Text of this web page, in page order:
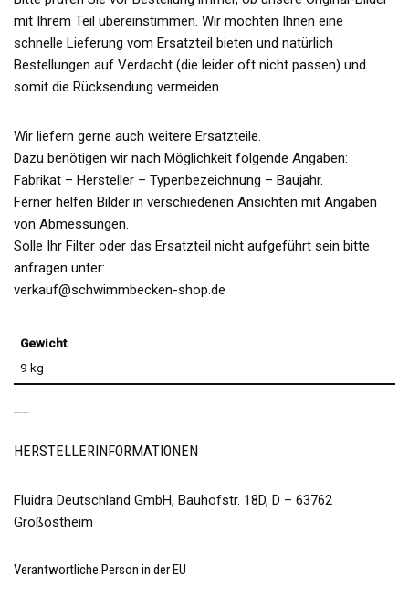
mit Ihrem Teil übereinstimmen. Wir möchten Ihnen eine
schnelle Lieferung vom Ersatzteil bieten und natürlich
Bestellungen auf Verdacht (die leider oft nicht passen) und
somit die Rücksendung vermeiden.
Wir liefern gerne auch weitere Ersatzteile.
Dazu benötigen wir nach Möglichkeit folgende Angaben:
Fabrikat – Hersteller – Typenbezeichnung – Baujahr.
Ferner helfen Bilder in verschiedenen Ansichten mit Angaben
von Abmessungen.
Solle Ihr Filter oder das Ersatzteil nicht aufgeführt sein bitte
anfragen unter:
verkauf@schwimmbecken-shop.de
Gewicht
9 kg
HERSTELLERINFORMATIONEN
Fluidra Deutschland GmbH, Bauhofstr. 18D, D – 63762
Großostheim
Verantwortliche Person in der EU